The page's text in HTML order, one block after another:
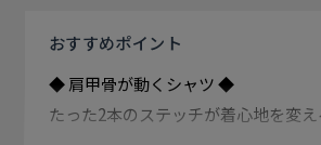
おすすめポイント
◆ 肩甲骨が動くシャツ ◆
たった2本のステッチが着心地を変え